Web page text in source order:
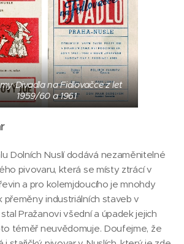
Divadla na Fidlovačce z let
1959/60 a 1961
Dolních Nuslí dodává nezaměnitelné
pivovaru, která se místy ztrácí v
a pro kolemjdoucího je mnohdy
přeměny industriálních staveb v
Pražanovi všední a úpadek jejich
téměř neuvědomuje. Doufejme, že